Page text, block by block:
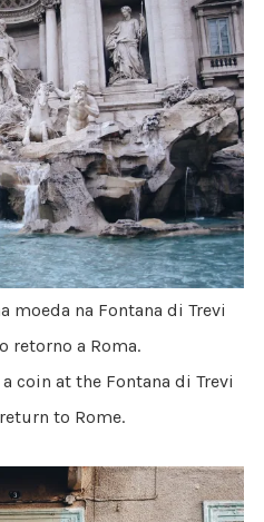
moeda na Fontana di Trevi
retorno a Roma.
coin at the Fontana di Trevi
to Rome.